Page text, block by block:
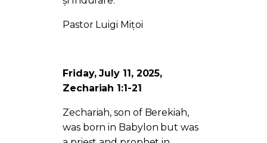
Pastor Luigi Mițoi
Friday, July 11, 2025,
Zechariah 1:1-21
Zechariah, son of Berekiah,
was born in Babylon but was